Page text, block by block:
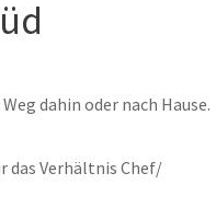
dahin oder nach Hause.
das Verhältnis Chef/